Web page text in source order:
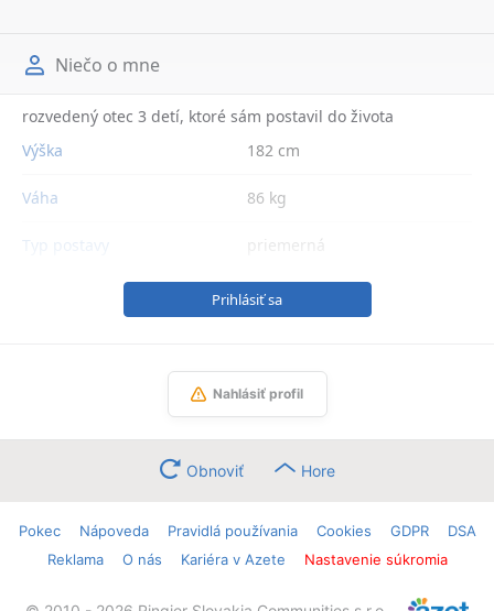
Niečo o mne
rozvedený otec 3 detí, ktoré sám postavil do života
Výška
182 cm
Váha 86 kg
Typ postavy priemerná
Prihlásiť sa
Nahlásiť profil
Obnoviť Hore
Pokec Nápoveda Pravidlá používania Cookies GDPR
DSA
Reklama
O nás Kariéra v Azete Nastavenie súkromia